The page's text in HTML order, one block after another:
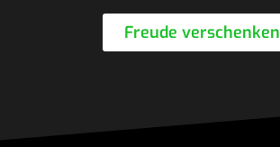
Freude verschenken